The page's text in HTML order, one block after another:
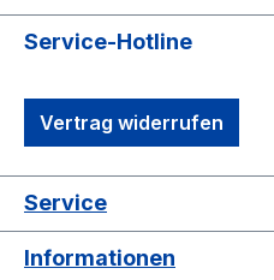
Service-Hotline
Vertrag widerrufen
Service
Informationen